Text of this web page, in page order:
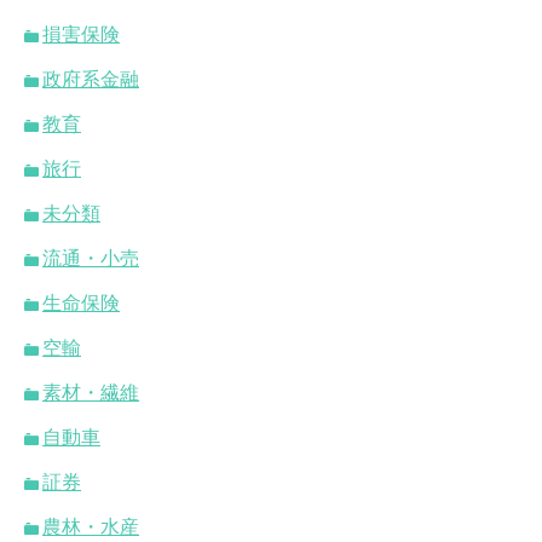
損害保険
政府系金融
教育
旅行
未分類
流通・小売
生命保険
空輸
素材・繊維
自動車
証券
農林・水産